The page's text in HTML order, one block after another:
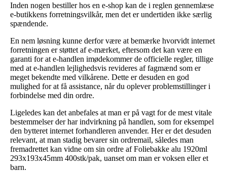
Inden nogen bestiller hos en e-shop kan de i reglen gennemlæse
e-butikkens forretningsvilkår, men det er undertiden ikke særlig
spændende.
En nem løsning kunne derfor være at bemærke hvorvidt internet
forretningen er støttet af e-mærket, eftersom det kan være en
garanti for at e-handlen imødekommer de officielle regler, tillige
med at e-handlen lejlighedsvis revideres af fagmænd som er
meget bekendte med vilkårene. Dette er desuden en god
mulighed for at få assistance, når du oplever problemstillinger i
forbindelse med din ordre.
Ligeledes kan det anbefales at man er på vagt for de mest vitale
bestemmelser der har indvirkning på handlen, som for eksempel
den bytteret internet forhandleren anvender. Her er det desuden
relevant, at man stadig bevarer sin ordremail, således man
fremadrettet kan vidne om sin ordre af Foliebakke alu 1920ml
293x193x45mm 400stk/pak, uanset om man er voksen eller et
barn.